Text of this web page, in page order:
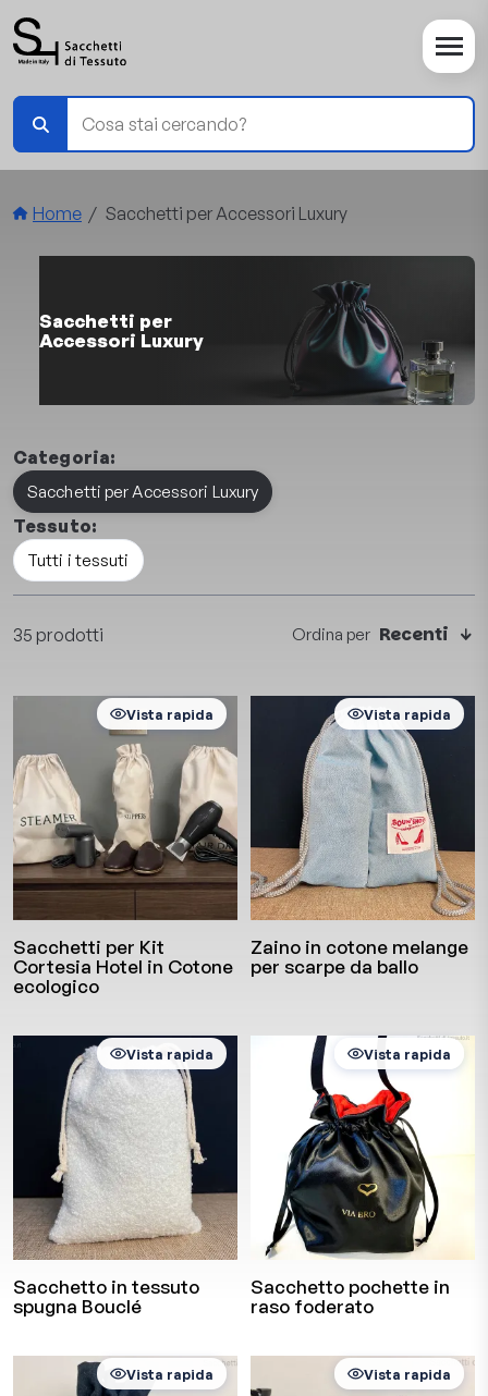
Briciole di pane
Home Sacchetti per Accessori Luxury
Sacchetti per
Accessori Luxury
Categoria:
Sacchetti per Accessori Luxury
Tessuto:
Tutti i tessuti
35 prodotti Ordina per Recenti
Sacchetti per Kit
Cortesia Hotel in Cotone
ecologico
Vista rapida
Zaino in cotone melange
per scarpe da ballo
Vista rapida
Sacchetto in tessuto
spugna Bouclé
Vista rapida
Sacchetto pochette in
raso foderato
Vista rapida
Vista rapida Vista rapida